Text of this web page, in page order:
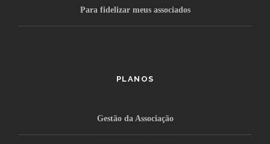
Para fidelizar meus associados
PLANOS
Gestão da Associação